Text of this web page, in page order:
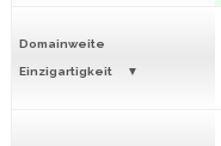
Domainweite
Einzigartigkeit